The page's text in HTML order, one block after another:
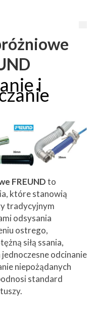
▼
i
FREUNDto
które stanowią
tradycyjnym
odsysania
ostrego,
siłą ssania,
odcinanie
niepożądanych
standard